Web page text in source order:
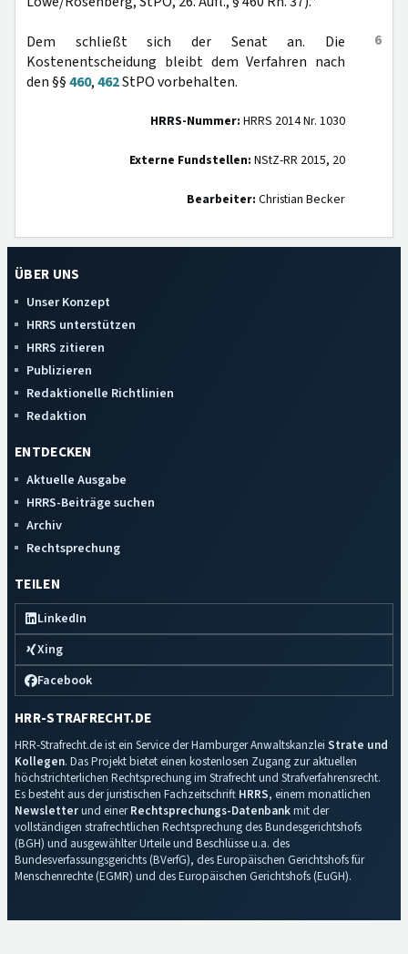
6
Dem schließt sich der Senat an. Die
Kostenentscheidung bleibt dem Verfahren nach
den §§460,462StPO vorbehalten.
HRRS-Nummer: HRRS 2014 Nr. 1030
Externe Fundstellen: NStZ-RR 2015, 20
Bearbeiter: Christian Becker
ÜBER UNS
Unser Konzept
HRRS unterstützen
HRRS zitieren
Publizieren
Redaktionelle Richtlinien
Redaktion
ENTDECKEN
Aktuelle Ausgabe
HRRS-Beiträge suchen
Archiv
Rechtsprechung
TEILEN
LinkedIn
Xing
Facebook
HRR-STRAFRECHT.DE
HRR-Strafrecht.de ist ein Service der Hamburger Anwaltskanzlei Strate und
Kollegen. Das Projekt bietet einen kostenlosen Zugang zur aktuellen
höchstrichterlichen Rechtsprechung im Strafrecht und Strafverfahrensrecht.
Es besteht aus der juristischen Fachzeitschrift HRRS, einem monatlichen
Newsletterund einerRechtsprechungs-Datenbankmit der
vollständigen strafrechtlichen Rechtsprechung des Bundesgerichtshofs
(BGH) und ausgewählter Urteile und Beschlüsse u.a. des
Bundesverfassungsgerichts (BVerfG), des Europäischen Gerichtshofs für
Menschenrechte (EGMR) und des Europäischen Gerichtshofs (EuGH).